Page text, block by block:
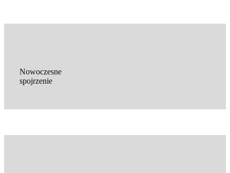
Nowoczesne
spojrzenie